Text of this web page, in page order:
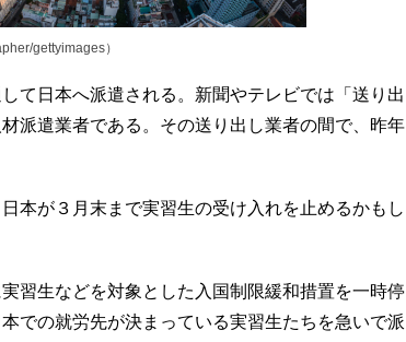
gettyimages）
て日本へ派遣される。新聞やテレビでは「送り出
派遣業者である。その送り出し業者の間で、昨年
本が３月末まで実習生の受け入れを止めるかもし
習生などを対象とした入国制限緩和措置を一時停
での就労先が決まっている実習生たちを急いで派